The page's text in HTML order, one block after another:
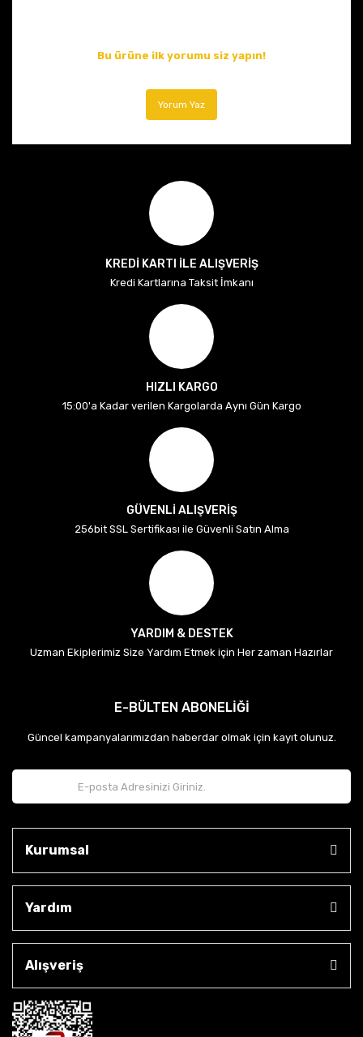
Bu ürüne ilk yorumu siz yapın!
Yorum Yaz
KREDİ KARTI İLE ALIŞVERİŞ
Kredi Kartlarına Taksit İmkanı
HIZLI KARGO
15:00'a Kadar verilen Kargolarda Aynı Gün Kargo
GÜVENLİ ALIŞVERİŞ
256bit SSL Sertifikası ile Güvenli Satın Alma
YARDIM & DESTEK
Uzman Ekiplerimiz Size Yardım Etmek için Her zaman Hazırlar
E-BÜLTEN ABONELİĞİ
Güncel kampanyalarımızdan haberdar olmak için kayıt olunuz.
Kurumsal
Yardım
Alışveriş